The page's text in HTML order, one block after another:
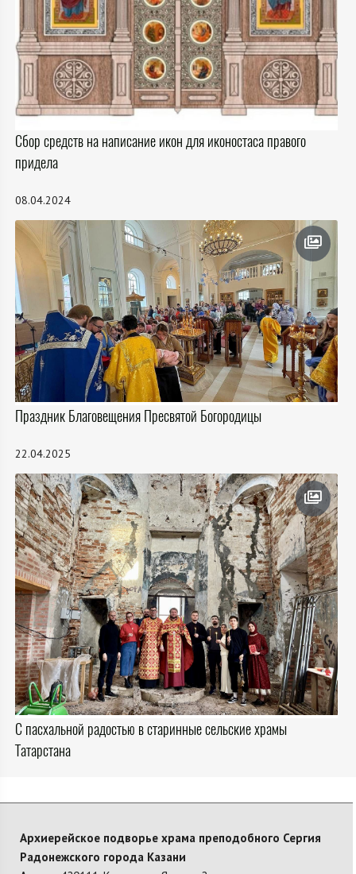
Сбор средств на написание икон для иконостаса правого
придела
08.04.2024
Праздник Благовещения Пресвятой Богородицы
22.04.2025
С пасхальной радостью в старинные сельские храмы
Татарстана
Архиерейское подворье храма преподобного Сергия
Радонежского города Казани